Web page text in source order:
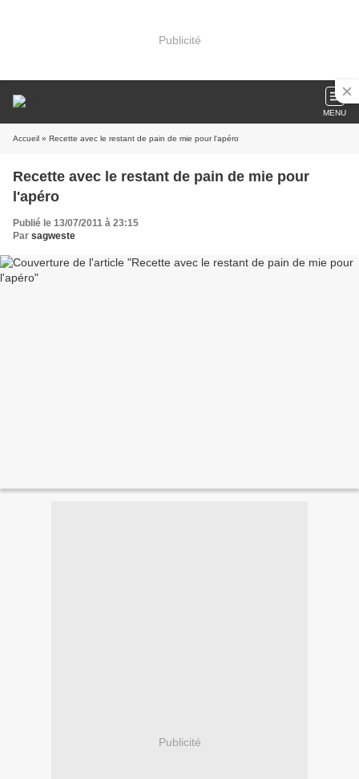
Publicité
MENU
Accueil » Recette avec le restant de pain de mie pour l'apéro
Recette avec le restant de pain de mie pour
l'apéro
Publié le 13/07/2011 à 23:15
Par sagweste
Publicité